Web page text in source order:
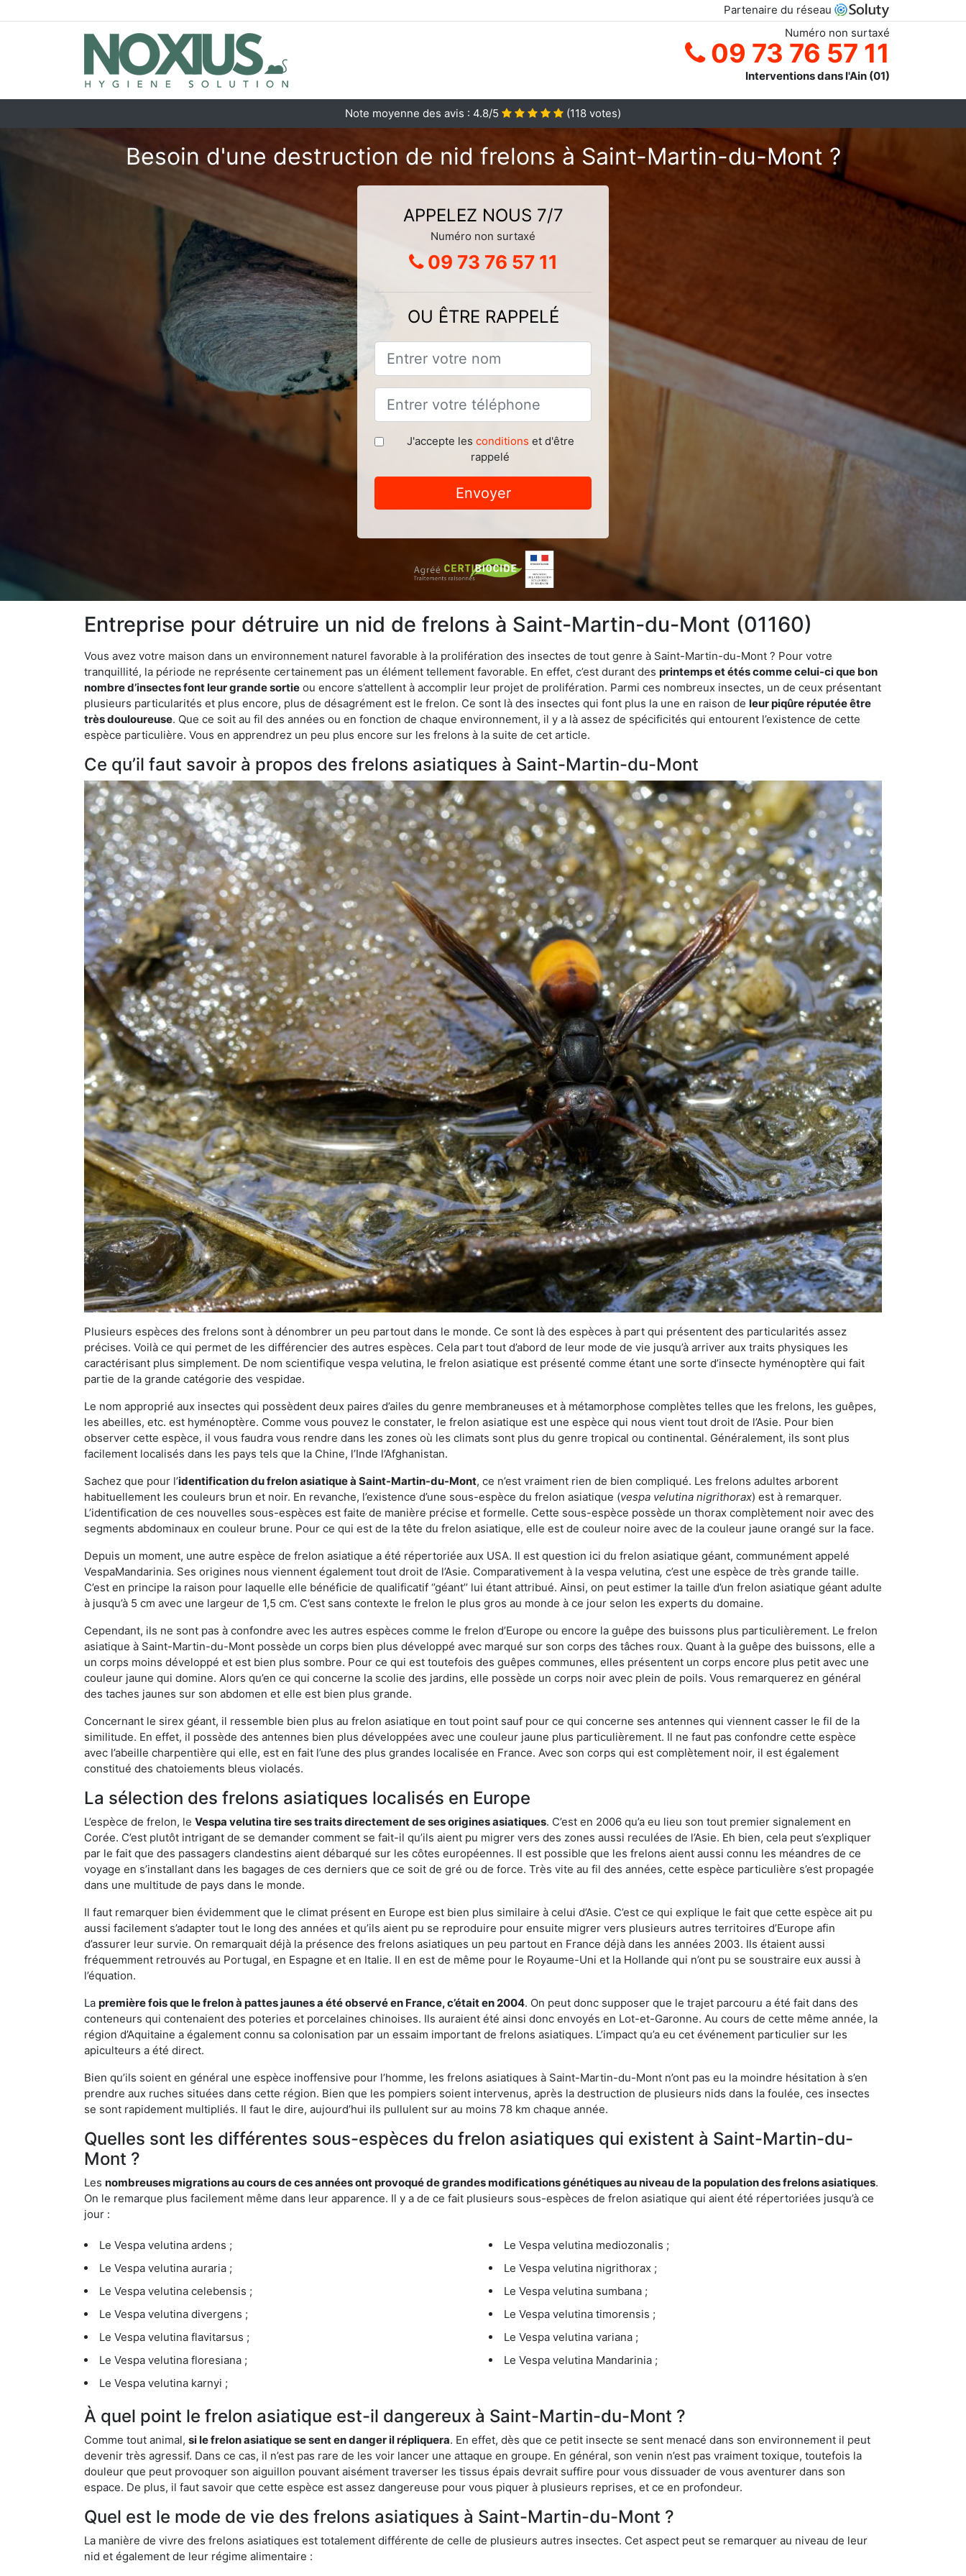
Partenaire du réseau
Numéro non surtaxé
09 73 76 57 11
Interventions dans l'Ain (01)
Note moyenne des avis : 4.8/5 (118 votes)
Besoin d'une destruction de nid frelons à Saint-Martin-du-Mont ?
APPELEZ NOUS 7/7
Numéro non surtaxé
09 73 76 57 11
OU ÊTRE RAPPELÉ
J'accepte les conditions et d'être
rappelé
Envoyer
Entreprise pour détruire un nid de frelons à Saint-Martin-du-Mont (01160)
Vous avez votre maison dans un environnement naturel favorable à la prolifération des insectes de tout genre à Saint-Martin-du-Mont ? Pour votre
tranquillité, la période ne représente certainement pas un élément tellement favorable. En effet, c’est durant des printemps et étés comme celui-ci que bon
nombre d’insectes font leur grande sortie ou encore s’attellent à accomplir leur projet de prolifération. Parmi ces nombreux insectes, un de ceux présentant
plusieurs particularités et plus encore, plus de désagrément est le frelon. Ce sont là des insectes qui font plus la une en raison de leur piqûre réputée être
très douloureuse. Que ce soit au fil des années ou en fonction de chaque environnement, il y a là assez de spécificités qui entourent l’existence de cette
espèce particulière. Vous en apprendrez un peu plus encore sur les frelons à la suite de cet article.
Ce qu’il faut savoir à propos des frelons asiatiques à Saint-Martin-du-Mont
Plusieurs espèces des frelons sont à dénombrer un peu partout dans le monde. Ce sont là des espèces à part qui présentent des particularités assez
précises. Voilà ce qui permet de les différencier des autres espèces. Cela part tout d’abord de leur mode de vie jusqu’à arriver aux traits physiques les
caractérisant plus simplement. De nom scientifique vespa velutina, le frelon asiatique est présenté comme étant une sorte d’insecte hyménoptère qui fait
partie de la grande catégorie des vespidae.
Le nom approprié aux insectes qui possèdent deux paires d’ailes du genre membraneuses et à métamorphose complètes telles que les frelons, les guêpes,
les abeilles, etc. est hyménoptère. Comme vous pouvez le constater, le frelon asiatique est une espèce qui nous vient tout droit de l’Asie. Pour bien
observer cette espèce, il vous faudra vous rendre dans les zones où les climats sont plus du genre tropical ou continental. Généralement, ils sont plus
facilement localisés dans les pays tels que la Chine, l’Inde l’Afghanistan.
Sachez que pour l’identification du frelon asiatiqueà Saint-Martin-du-Mont, ce n’est vraiment rien de bien compliqué. Les frelons adultes arborent
habituellement les couleurs brun et noir. En revanche, l’existence d’une sous-espèce du frelon asiatique (vespa velutina nigrithorax) est à remarquer.
L’identification de ces nouvelles sous-espèces est faite de manière précise et formelle. Cette sous-espèce possède un thorax complètement noir avec des
segments abdominaux en couleur brune. Pour ce qui est de la tête du frelon asiatique, elle est de couleur noire avec de la couleur jaune orangé sur la face.
Depuis un moment, une autre espèce de frelon asiatique a été répertoriée aux USA. Il est question ici du frelon asiatique géant, communément appelé
VespaMandarinia. Ses origines nous viennent également tout droit de l’Asie. Comparativement à la vespa velutina, c’est une espèce de très grande taille.
C’est en principe la raison pour laquelle elle bénéficie de qualificatif ‘’géant’’ lui étant attribué. Ainsi, on peut estimer la taille d’un frelon asiatique géant adulte
à jusqu’à 5 cm avec une largeur de 1,5 cm. C’est sans contexte le frelon le plus gros au monde à ce jour selon les experts du domaine.
Cependant, ils ne sont pas à confondre avec les autres espèces comme le frelon d’Europe ou encore la guêpe des buissons plus particulièrement. Le frelon
asiatique à Saint-Martin-du-Mont possède un corps bien plus développé avec marqué sur son corps des tâches roux. Quant à la guêpe des buissons, elle a
un corps moins développé et est bien plus sombre. Pour ce qui est toutefois des guêpes communes, elles présentent un corps encore plus petit avec une
couleur jaune qui domine. Alors qu’en ce qui concerne la scolie des jardins, elle possède un corps noir avec plein de poils. Vous remarquerez en général
des taches jaunes sur son abdomen et elle est bien plus grande.
Concernant le sirex géant, il ressemble bien plus au frelon asiatique en tout point sauf pour ce qui concerne ses antennes qui viennent casser le fil de la
similitude. En effet, il possède des antennes bien plus développées avec une couleur jaune plus particulièrement. Il ne faut pas confondre cette espèce
avec l’abeille charpentière qui elle, est en fait l’une des plus grandes localisée en France. Avec son corps qui est complètement noir, il est également
constitué des chatoiements bleus violacés.
La sélection des frelons asiatiques localisés en Europe
L’espèce de frelon, le Vespa velutina tire ses traits directement de ses origines asiatiques. C’est en 2006 qu’a eu lieu son tout premier signalement en
Corée. C’est plutôt intrigant de se demander comment se fait-il qu’ils aient pu migrer vers des zones aussi reculées de l’Asie. Eh bien, cela peut s’expliquer
par le fait que des passagers clandestins aient débarqué sur les côtes européennes. Il est possible que les frelons aient aussi connu les méandres de ce
voyage en s’installant dans les bagages de ces derniers que ce soit de gré ou de force. Très vite au fil des années, cette espèce particulière s’est propagée
dans une multitude de pays dans le monde.
Il faut remarquer bien évidemment que le climat présent en Europe est bien plus similaire à celui d’Asie. C’est ce qui explique le fait que cette espèce ait pu
aussi facilement s’adapter tout le long des années et qu’ils aient pu se reproduire pour ensuite migrer vers plusieurs autres territoires d’Europe afin
d’assurer leur survie. On remarquait déjà la présence des frelons asiatiques un peu partout en France déjà dans les années 2003. Ils étaient aussi
fréquemment retrouvés au Portugal, en Espagne et en Italie. Il en est de même pour le Royaume-Uni et la Hollande qui n’ont pu se soustraire eux aussi à
l’équation.
La première fois que le frelon à pattes jaunes a été observé en France, c’était en 2004. On peut donc supposer que le trajet parcouru a été fait dans des
conteneurs qui contenaient des poteries et porcelaines chinoises. Ils auraient été ainsi donc envoyés en Lot-et-Garonne. Au cours de cette même année, la
région d’Aquitaine a également connu sa colonisation par un essaim important de frelons asiatiques. L’impact qu’a eu cet événement particulier sur les
apiculteurs a été direct.
Bien qu’ils soient en général une espèce inoffensive pour l’homme, les frelons asiatiques à Saint-Martin-du-Mont n’ont pas eu la moindre hésitation à s’en
prendre aux ruches situées dans cette région. Bien que les pompiers soient intervenus, après la destruction de plusieurs nids dans la foulée, ces insectes
se sont rapidement multipliés. Il faut le dire, aujourd’hui ils pullulent sur au moins 78 km chaque année.
Quelles sont les différentes sous-espèces du frelon asiatiques qui existent à Saint-Martin-du-
Mont ?
Les nombreuses migrations au cours de ces années ont provoqué de grandes modifications génétiques au niveau de la population des frelons asiatiques.
On le remarque plus facilement même dans leur apparence. Il y a de ce fait plusieurs sous-espèces de frelon asiatique qui aient été répertoriées jusqu’à ce
jour :
Le Vespa velutina ardens ;
Le Vespa velutina auraria ;
Le Vespa velutina celebensis ;
Le Vespa velutina divergens ;
Le Vespa velutina flavitarsus ;
Le Vespa velutina floresiana ;
Le Vespa velutina karnyi ;
Le Vespa velutina mediozonalis ;
Le Vespa velutina nigrithorax ;
Le Vespa velutina sumbana ;
Le Vespa velutina timorensis ;
Le Vespa velutina variana ;
Le Vespa velutina Mandarinia ;
À quel point le frelon asiatique est-il dangereux à Saint-Martin-du-Mont ?
Comme tout animal, si le frelon asiatique se sent en danger il répliquera. En effet, dès que ce petit insecte se sent menacé dans son environnement il peut
devenir très agressif. Dans ce cas, il n’est pas rare de les voir lancer une attaque en groupe. En général, son venin n’est pas vraiment toxique, toutefois la
douleur que peut provoquer son aiguillon pouvant aisément traverser les tissus épais devrait suffire pour vous dissuader de vous aventurer dans son
espace. De plus, il faut savoir que cette espèce est assez dangereuse pour vous piquer à plusieurs reprises, et ce en profondeur.
Quel est le mode de vie des frelons asiatiques à Saint-Martin-du-Mont ?
La manière de vivre des frelons asiatiques est totalement différente de celle de plusieurs autres insectes. Cet aspect peut se remarquer au niveau de leur
nid et également de leur régime alimentaire :